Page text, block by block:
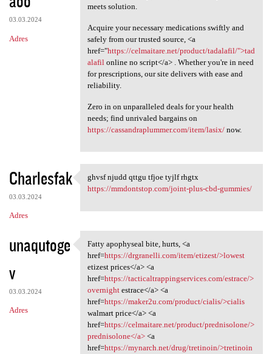
03.03.2024
Adres
meets solution.
Acquire your necessary medications swiftly and
safely from our trusted source, <a
href="https://celmaitare.net/product/tadalafil/">tad
alafil online no script</a> . Whether you're in need
for prescriptions, our site delivers with ease and
reliability.
Zero in on unparalleled deals for your health
needs; find unrivaled bargains on
https://cassandraplummer.com/item/lasix/now.
Charlesfak
03.03.2024
Adres
ghvsf njudd qttgu tfjoe tyjlf
ghvsf njudd qttgu tfjoe tyjlf rhgtx
https://mmdontstop.com/joint-plus-cbd-gummies/
unaqutoge
v
03.03.2024
Adres
Fatty apophyseal bite, hurts,
Fatty apophyseal bite, hurts, <a
href=https://drgranelli.com/item/etizest/>lowest
etizest prices</a> <a
href=https://tacticaltrappingservices.com/estrace/>
overnightestrace</a> <a
href=https://maker2u.com/product/cialis/>cialis
walmart price</a> <a
href=https://celmaitare.net/product/prednisolone/>
prednisolone</a><a
href=https://mynarch.net/drug/tretinoin/>tretinoin